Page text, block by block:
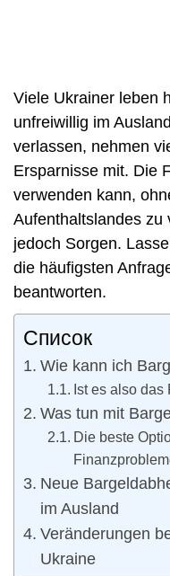
Viele Ukrainer leben
unfreiwillig im
verlassen, nehmen
Ersparnisse mit. Die
verwenden kann,
Aufenthaltslandes zu
jedoch Sorgen.
die häufigsten
beantworten.
Список
Wie kann ich
Ist es also das
Was tun mit
Die beste
Neue
im Ausland
Veränderungen
Ukraine